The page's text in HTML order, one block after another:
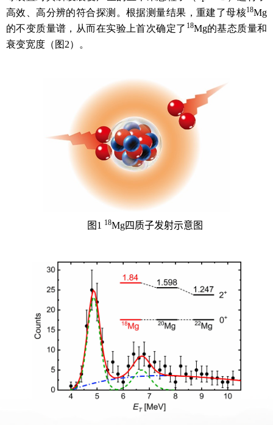
高效、高分辨的符合探测。根据测量结果，重建了母核18Mg
的不变质量谱，从而在实验上首次确定了 18Mg的基态质量和
衰变宽度（图2）。
图1 18Mg四质子发射示意图